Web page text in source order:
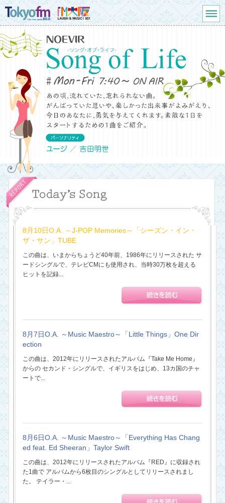
8月10日O.A. ～J-POP Memories～「シーズン・イン・
ザ・サン」TUBE
この曲は、いまからちょうど40年前、1986年にリリースされた サ
ードシングルで、テレビCMにも使用され、当時30万枚を超える
ヒットを記録...
8月7日O.A. ～Music Maestro～「Little Things」One Dir
ection
この曲は、2012年にリリースされたアルバム『Take Me Home』
からの セカンド・シングルで、イギリスをはじめ、13カ国のチャ
ートで...
8月6日O.A. ～Music Maestro～「Everything Has Chang
ed feat. Ed Sheeran」Taylor Swift
この曲は、2012年にリリースされたアルバム『RED』に収録され
た1曲で アルバムから6枚目のシングルとしてリリースされまし
た。 テイラー・...